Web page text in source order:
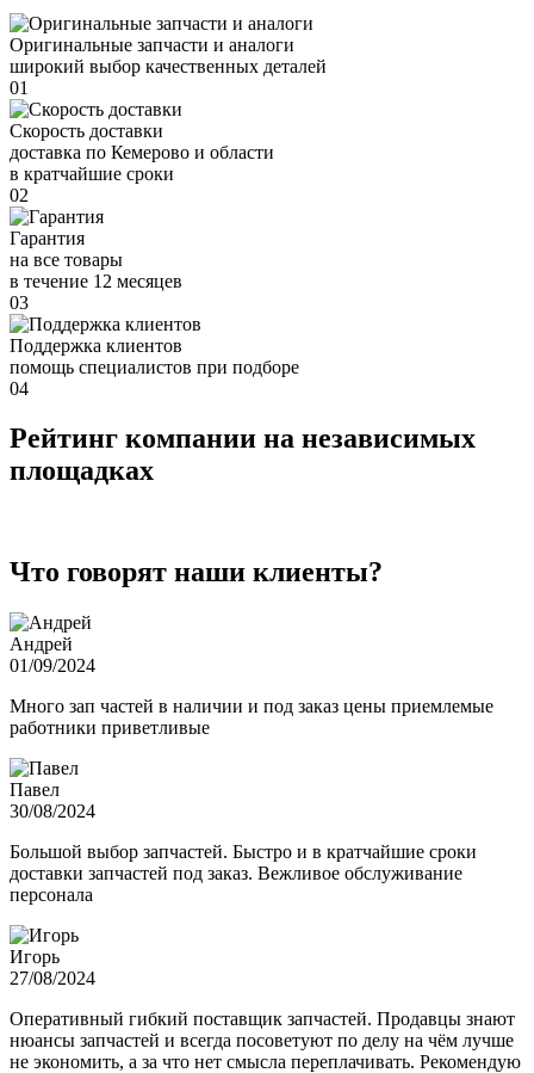
Оригинальные запчасти и аналоги
широкий выбор качественных деталей
01
Скорость доставки
доставка по Кемерово и области
в кратчайшие сроки
02
Гарантия
на все товары
в течение 12 месяцев
03
Поддержка клиентов
помощь специалистов при подборе
04
Рейтинг компании на независимых
площадках
Что говорят наши клиенты?
Андрей
01/09/2024
Много зап частей в наличии и под заказ цены приемлемые
работники приветливые
Павел
30/08/2024
Большой выбор запчастей. Быстро и в кратчайшие сроки
доставки запчастей под заказ. Вежливое обслуживание
персонала
Игорь
27/08/2024
Оперативный гибкий поставщик запчастей. Продавцы знают
нюансы запчастей и всегда посоветуют по делу на чём лучше
не экономить, а за что нет смысла переплачивать. Рекомендую